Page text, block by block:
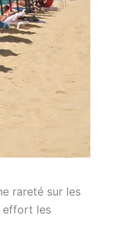
rareté sur les
effort les